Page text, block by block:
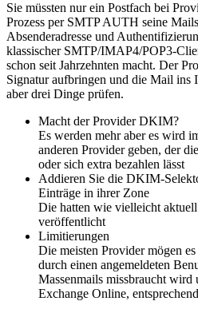
Sie müssten nur ein Postfach bei
Prozess per SMTP AUTH seine
Absenderadresse und
klassischer SMTP/IMAP4/POP3-
schon seit Jahrzehnten macht. Der
Signatur aufbringen und die Mail ins
aber drei Dinge prüfen.
Macht der Provider DKIM?
Es werden mehr aber es wird
anderen Provider geben, der
oder sich extra bezahlen lässt
Addieren Sie die DKIM-
Einträge in ihrer Zone
Die hatten wie vielleicht
veröffentlicht
Limitierungen
Die meisten Provider mögen
durch einen angemeldeten
Massenmails missbraucht
Exchange Online,